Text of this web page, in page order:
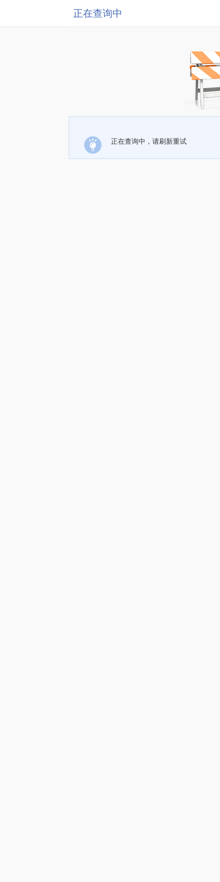
正在查询中
正在查询中，请刷新重试